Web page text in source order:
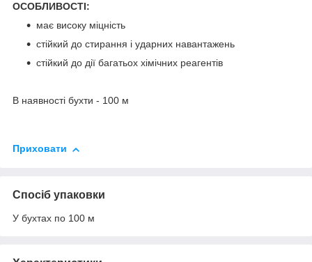
ОСОБЛИВОСТІ:
має високу міцність
стійкий до стирання і ударних навантажень
стійкий до дії багатьох хімічних реагентів
В наявності бухти - 100 м
Приховати
Спосіб упаковки
У бухтах по 100 м